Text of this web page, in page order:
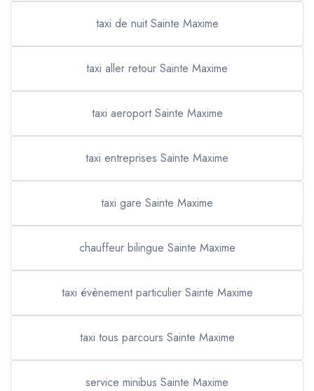
taxi de nuit Sainte Maxime
taxi aller retour Sainte Maxime
taxi aeroport Sainte Maxime
taxi entreprises Sainte Maxime
taxi gare Sainte Maxime
chauffeur bilingue Sainte Maxime
taxi évènement particulier Sainte Maxime
taxi tous parcours Sainte Maxime
service minibus Sainte Maxime